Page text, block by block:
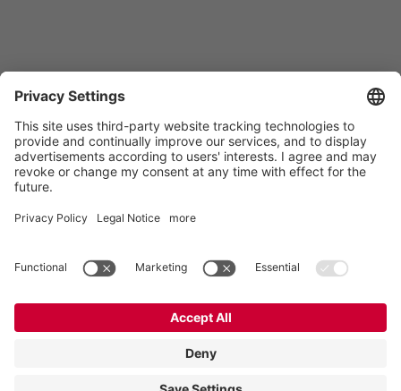
Al. San Francisco 9
55-020 Rzeplin
Polska
+48 71 798 95 80
poland@vogelsang.info
Nota prawna Deklaracja ochrony danych